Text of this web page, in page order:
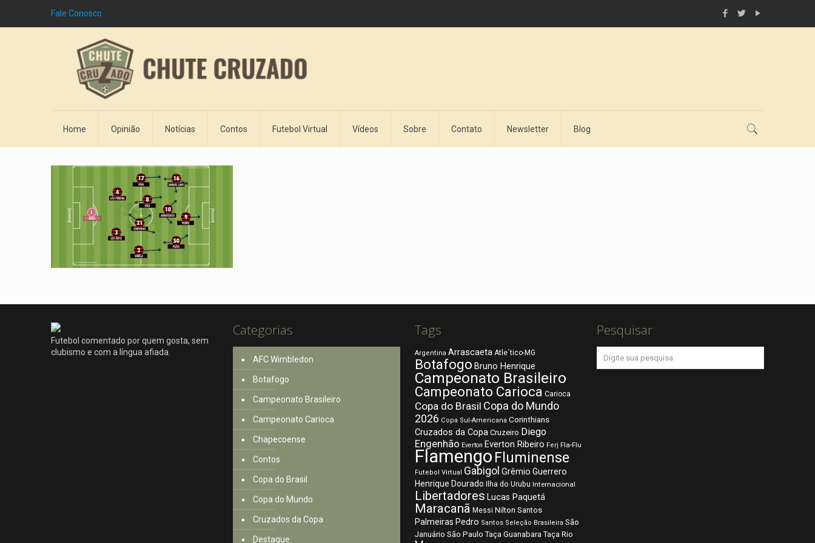
Fale Conosco
Home Opinião Notícias Contos Futebol Virtual Vídeos Sobre Contato Newsletter Blog
Futebol comentado por quem gosta, sem
clubismo e com a língua afiada.
Categorias
AFC Wimbledon
Botafogo
Campeonato Brasileiro
Campeonato Carioca
Chapecoense
Contos
Copa do Brasil
Copa do Mundo
Cruzados da Copa
Destaque
Tags
Argentina Arrascaeta Atle´tico-MG
Botafogo Bruno Henrique
Campeonato Brasileiro
Campeonato Carioca Carioca
Copa do Brasil Copa do Mundo
2026 Copa Sul-Americana Corinthians
Cruzados da Copa Cruzeiro Diego
Engenhão Everton Everton Ribeiro Ferj Fla-Flu
Flamengo Fluminense
Futebol Virtual Gabigol Grêmio Guerrero
Henrique Dourado Ilha do Urubu Internacional
Libertadores Lucas Paquetá
Maracanã Messi Nilton Santos
Palmeiras Pedro Santos Seleção Brasileira São
Januário São Paulo Taça Guanabara Taça Rio
Pesquisar